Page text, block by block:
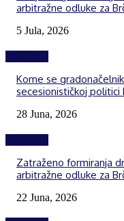
arbitražne odluke za
5 Jula, 2026
Kome se
secesionističkoj politici
28 Juna, 2026
Zatraženo formiranja
arbitražne odluke za
22 Juna, 2026